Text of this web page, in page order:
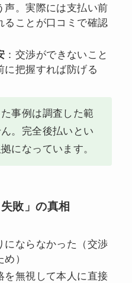
声。実際には支払い前
ることが口コミで確認
：交渉ができないこと
に把握すれば防げる
事例は調査した範
。完全後払いとい
になっています。
敗」の真相
にならなかった（交渉
）
を無視して本人に直接